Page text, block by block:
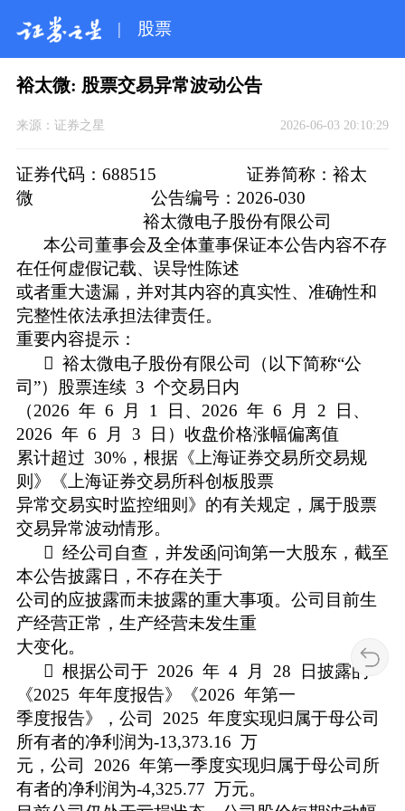
| 股票
裕太微: 股票交易异常波动公告
来源： 证券之星 2026-06-03 20:10:29
证券代码：688515 证券简称：裕太
微 公告编号：2026-030
裕太微电子股份有限公司
本公司董事会及全体董事保证本公告内容不存
在任何虚假记载、误导性陈述
或者重大遗漏，并对其内容的真实性、准确性和
完整性依法承担法律责任。
重要内容提示：
 裕太微电子股份有限公司（以下简称“公
司”）股票连续 3 个交易日内
（2026 年 6 月 1 日、2026 年 6 月 2 日、
2026 年 6 月 3 日）收盘价格涨幅偏离值
累计超过 30%，根据《上海证券交易所交易规
则》《上海证券交易所科创板股票
异常交易实时监控细则》的有关规定，属于股票
交易异常波动情形。
 经公司自查，并发函问询第一大股东，截至
本公告披露日，不存在关于
公司的应披露而未披露的重大事项。公司目前生
产经营正常，生产经营未发生重
大变化。
 根据公司于 2026 年 4 月 28 日披露的
《2025 年年度报告》《2026 年第一
季度报告》，公司 2025 年度实现归属于母公司
所有者的净利润为-13,373.16 万
元，公司 2026 年第一季度实现归属于母公司所
有者的净利润为-4,325.77 万元。